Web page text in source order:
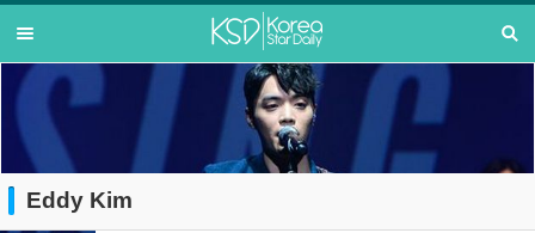
Eddy Kim